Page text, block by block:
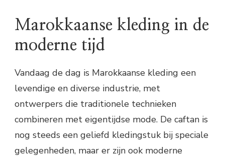
Marokkaanse kleding in de
moderne tijd
Vandaag de dag is Marokkaanse kleding een
levendige en diverse industrie, met
ontwerpers die traditionele technieken
combineren met eigentijdse mode. De caftan is
nog steeds een geliefd kledingstuk bij speciale
gelegenheden, maar er zijn ook moderne